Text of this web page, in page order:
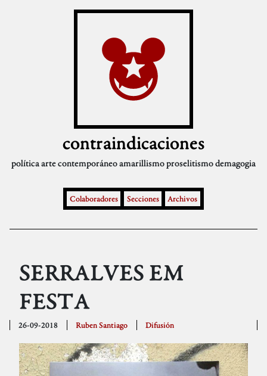
contraindicaciones
políticaarte contemporáneoamarillismoproselitismodemagogia
Colaboradores Secciones Archivos
SERRALVES EM
FESTA
26-09-2018 Ruben Santiago Difusión